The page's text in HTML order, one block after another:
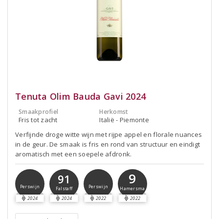
Tenuta Olim Bauda Gavi 2024
Smaakprofiel
Fris tot zacht
Herkomst
Italië - Piemonte
Verfijnde droge witte wijn met rijpe appel en florale nuances
in de geur. De smaak is fris en rond van structuur en eindigt
aromatisch met een soepele afdronk.
Perswijn
2024
91
Falstaff
2024
Perswijn
2022
9
Hamersma
2022